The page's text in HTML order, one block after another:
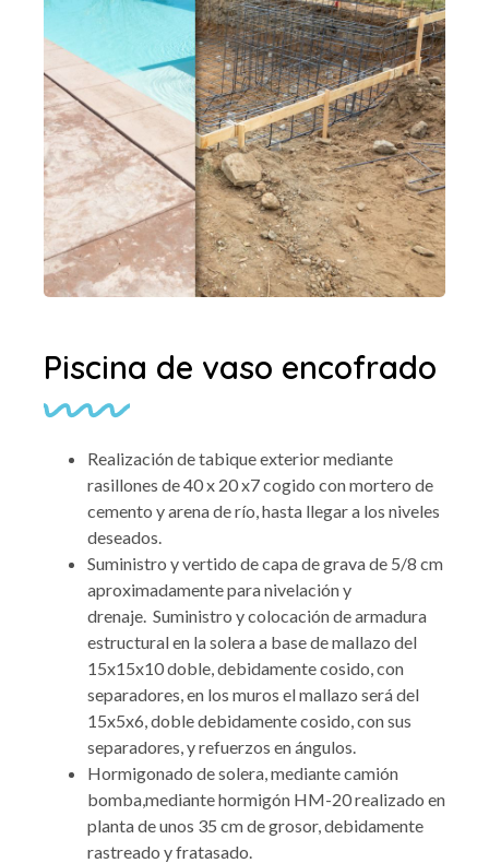
Piscina de vaso encofrado
Realización de tabique exterior mediante
rasillones de 40 x 20 x7 cogido con mortero de
cemento y arena de río, hasta llegar a los niveles
deseados.
Suministro y vertido de capa de grava de 5/8 cm
aproximadamente para nivelación y
drenaje. Suministro y colocación de armadura
estructural en la solera a base de mallazo del
15x15x10 doble, debidamente cosido, con
separadores, en los muros el mallazo será del
15x5x6, doble debidamente cosido, con sus
separadores, y refuerzos en ángulos.
Hormigonado de solera, mediante camión
bomba,mediante hormigón HM-20 realizado en
planta de unos 35 cm de grosor, debidamente
rastreado y fratasado.